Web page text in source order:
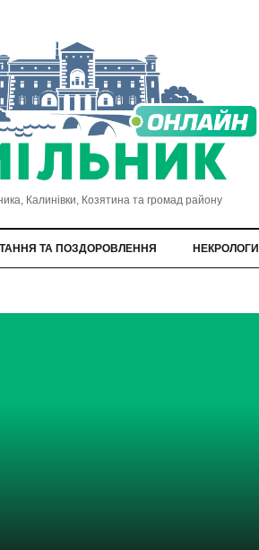
Калинівки, Козятина та громад району
ТА ПОЗДОРОВЛЕННЯ НЕКРОЛОГИ